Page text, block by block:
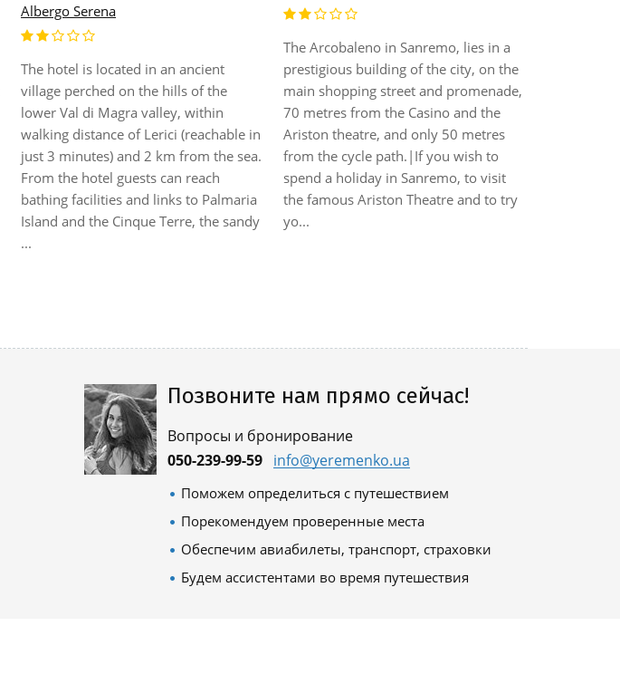
Albergo Serena
The hotel is located in an ancient
village perched on the hills of the
lower Val di Magra valley, within
walking distance of Lerici (reachable in
just 3 minutes) and 2 km from the sea.
From the hotel guests can reach
bathing facilities and links to Palmaria
Island and the Cinque Terre, the sandy
...
The Arcobaleno in Sanremo, lies in a
prestigious building of the city, on the
main shopping street and promenade,
70 metres from the Casino and the
Ariston theatre, and only 50 metres
from the cycle path.|If you wish to
spend a holiday in Sanremo, to visit
the famous Ariston Theatre and to try
yo...
Позвоните нам прямо сейчас!
Вопросы и бронирование
050-239-99-59 info@yeremenko.ua
Поможем определиться с путешествием
Порекомендуем проверенные места
Обеспечим авиабилеты, транспорт, страховки
Будем ассистентами во время путешествия